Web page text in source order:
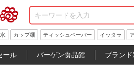
カップ麺 ティッシュペーパー イッタラ
ール バーゲン食品館 ブラン